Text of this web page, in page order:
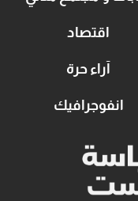
اقتصاد
آراء حرة
انفوجرافيك